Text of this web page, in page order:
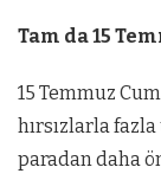
Tam da 15
15 Temmuz
hırsızlarla
paradan daha